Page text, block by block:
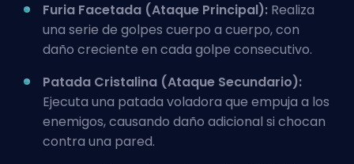
Furia Facetada (Ataque Principal): Realiza
una serie de golpes cuerpo a cuerpo, con
daño creciente en cada golpe consecutivo.
Patada Cristalina (Ataque Secundario):
Ejecuta una patada voladora que empuja a los
enemigos, causando daño adicional si chocan
contra una pared.